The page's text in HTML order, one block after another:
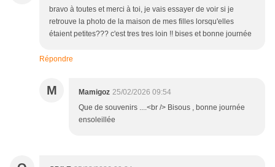
bravo à toutes et merci à toi, je vais essayer de voir si je
retrouve la photo de la maison de mes filles lorsqu'elles
étaient petites??? c'est tres tres loin !! bises et bonne journée
Répondre
M Mamigoz 25/02/2026 09:54
Que de souvenirs ....<br /> Bisous , bonne journée
ensoleillée